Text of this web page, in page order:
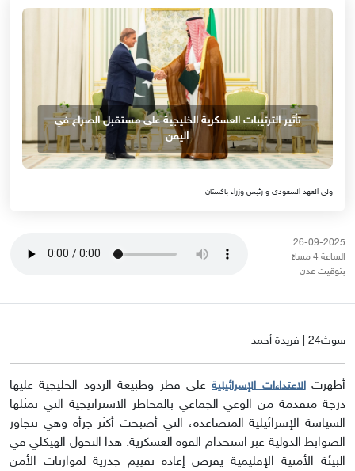
تأثير الترتيبات العسكرية الخليجية على مستقبل الصراع في
اليمن
ولي العهد السعودي و رئيس وزراء باكستان
26-09-2025
الساعة 4 مساءً
بتوقيت عدن
سوث24 | فريدة أحمد
أظهرتالاعتداءات الإسرائيليةعلى قطر وطبيعة الردود الخليجية عليها
درجة متقدمة من الوعي الجماعي بالمخاطر الاستراتيجية التي تمثلها
السياسة الإسرائيلية المتصاعدة، التي أصبحت أكثر جرأة وهي تتجاوز
الضوابط الدولية عبر استخدام القوة العسكرية. هذا التحول الهيكلي في
البيئة الأمنية الإقليمية يفرض إعادة تقييم جذرية لموازنات الأمن